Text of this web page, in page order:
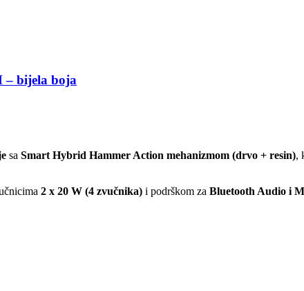
– bijela boja
sa Smart Hybrid Hammer Action mehanizmom (drvo + resin),
2 x 20 W (4 zvučnika) i podrškom za Bluetooth Audio i